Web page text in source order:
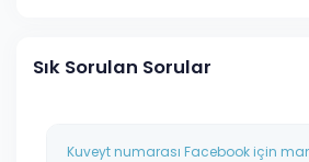
Sık Sorulan Sorular
Kuveyt numarası Facebook için